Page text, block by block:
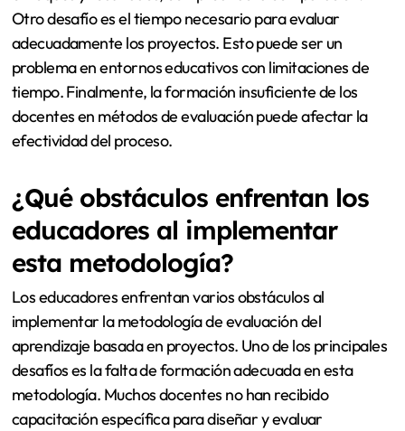
Otro desafío es el tiempo necesario para evaluar
adecuadamente los proyectos. Esto puede ser un
problema en entornos educativos con limitaciones de
tiempo. Finalmente, la formación insuficiente de los
docentes en métodos de evaluación puede afectar la
efectividad del proceso.
¿Qué obstáculos enfrentan los
educadores al implementar
esta metodología?
Los educadores enfrentan varios obstáculos al
implementar la metodología de evaluación del
aprendizaje basada en proyectos. Uno de los principales
desafíos es la falta de formación adecuada en esta
metodología. Muchos docentes no han recibido
capacitación específica para diseñar y evaluar